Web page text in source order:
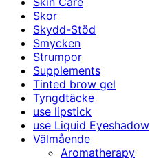
Skor
Skydd-Stöd
Smycken
Strumpor
Supplements
Tinted brow gel
Tyngdtäcke
use lipstick
use Liquid Eyeshadow
Välmående
Aromatherapy